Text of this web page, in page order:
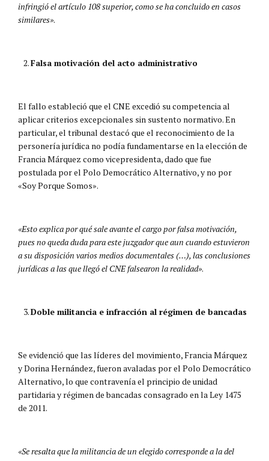
infringió el artículo 108 superior, como se ha concluido en casos
similares»​.
Falsa motivación del acto administrativo
El fallo estableció que el CNE excedió su competencia al
aplicar criterios excepcionales sin sustento normativo. En
particular, el tribunal destacó que el reconocimiento de la
personería jurídica no podía fundamentarse en la elección de
Francia Márquez como vicepresidenta, dado que fue
postulada por el Polo Democrático Alternativo, y no por
«Soy Porque Somos».
«Esto explica por qué sale avante el cargo por falsa motivación,
pues no queda duda para este juzgador que aun cuando estuvieron
a su disposición varios medios documentales (…), las conclusiones
jurídicas a las que llegó el CNE falsearon la realidad»​.
Doble militancia e infracción al régimen de bancadas
Se evidenció que las líderes del movimiento, Francia Márquez
y Dorina Hernández, fueron avaladas por el Polo Democrático
Alternativo, lo que contravenía el principio de unidad
partidaria y régimen de bancadas consagrado en la Ley 1475
de 2011.
«Se resalta que la militancia de un elegido corresponde a la del